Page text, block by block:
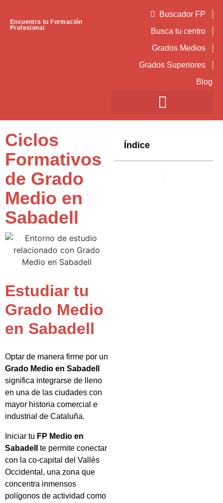
Encuentra tu Formación
Profesional
Buscador FP
Busca tu centro
Grados Medios
Grados Superiores
Blog
Ciclos
Formativos
de Grado
Medio en
Sabadell
Estudiar tu
Grado Medio
en Sabadell
Optar de manera firme por un
Grado Medio en Sabadell
significa integrarse de lleno
en una de las ciudades con
mayor historia comercial e
industrial de Cataluña.
Iniciar tu FP Medio en
Sabadell
te permite conectar
con la co-capital del Vallès
Occidental, una zona que
concentra inmensos
polígonos de actividad como
Índice